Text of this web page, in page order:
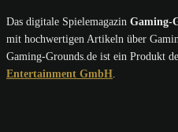
Das digitale Spielemagazin Gaming-
mit hochwertigen Artikeln über
Gaming-Grounds.de ist ein Produkt
Entertainment GmbH